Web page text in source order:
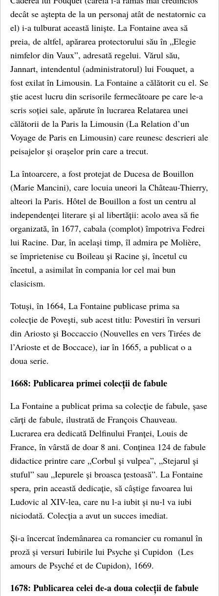
decât se aștepta de la un personaj atât de nestatornic ca
el) i-a tulburat această liniște. La Fontaine avea să
preia, de altfel, apărarea protectorului său în „Elegie
nimfelor din Vaux”, adresată regelui. Vărul său,
Jannart, intendentul (administratorul) lui Fouquet, a
fost exilat în Limousin. La Fontaine a călătorit cu el. Se
știe acest lucru din scrisorile fermecătoare pe care le-a
scris soției sale, apărute în lucrarea Relatarea unei
călătorii de la Paris la Limousin (La Relation d’un
Voyage de Paris en Limousin) care reunesc descrieri ale
peisajelor și orașelor prin care a trecut.
La întoarcere, a fost protejat de Ducesa de Bouillon
(Marie Mancini), care locuia uneori la Château-Thierry,
alteori la Paris. Hôtel de Bouillon a fost un centru al
independenței literare și al libertății: acolo avea să fie
organizată, în 1677, cabala (complot) împotriva Fedrei
lui Racine. Dar, în același timp, îl admira pe Molière,
se împrietenise cu Boileau și Racine și, încetul cu
încetul, a asimilat în compania lor cel mai bun
clasicism.
Totuși, în 1664, La Fontaine publicase prima sa
colecție de Povești, sub acest titlu: Povestiri în versuri
din Ariosto și Boccaccio (Nouvelles en vers Tirées de
l’Arioste et de Boccace), iar în 1665, a publicat o a
doua serie.
1668: Publicarea primei colecții de fabule
La Fontaine a publicat prima sa colecție de fabule, șase
cărți de fabule, ilustrată de François Chauveau.
Lucrarea era dedicată Delfinului Franței, Louis de
France, în vârstă de doar 8 ani. Conținea 124 de fabule
didactice printre care „Corbul și vulpea”, „Stejarul și
stuful” sau „Iepurele și broasca țestoasă”. La Fontaine
spera, prin această dedicație, să câștige favoarea lui
Ludovic al XIV-lea, care nu l-a iubit și nu-l va iubi
niciodată. Colecția a avut un succes imediat.
Și-a încercat îndemânarea ca romancier cu romanul în
proză și versuri Iubirile lui Psyche și Cupidon (Les
amours de Psyché et de Cupidon), 1669.
1678: Publicarea celei de-a doua colecții de fabule